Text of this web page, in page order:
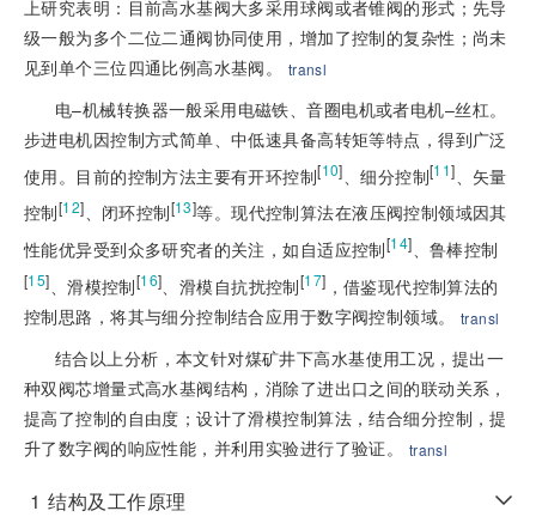
上研究表明：目前高水基阀大多采用球阀或者锥阀的形式；先导
级一般为多个二位二通阀协同使用，增加了控制的复杂性；尚未
见到单个三位四通比例高水基阀。
transl
电–机械转换器一般采用电磁铁、音圈电机或者电机–丝杠。
步进电机因控制方式简单、中低速具备高转矩等特点，得到广泛
使用。目前的控制方法主要有开环控制[10] 、细分控制[11]
、矢量
控制[12]、闭环控制[13]等。现代控制算法在液压阀控制领域因其
性能优异受到众多研究者的关注，如自适应控制[14] 、鲁棒控制
[15] 、滑模控制[16] 、滑模自抗扰控制[17] ，借鉴现代控制算法的
控制思路，将其与细分控制结合应用于数字阀控制领域。
transl
结合以上分析，本文针对煤矿井下高水基使用工况，提出一
种双阀芯增量式高水基阀结构，消除了进出口之间的联动关系，
提高了控制的自由度；设计了滑模控制算法，结合细分控制，提
升了数字阀的响应性能，并利用实验进行了验证。
transl
1 结构及工作原理